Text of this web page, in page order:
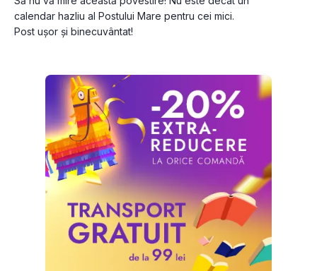
calendar hazliu al Postului Mare pentru cei mici.
Post ușor și binecuvântat!